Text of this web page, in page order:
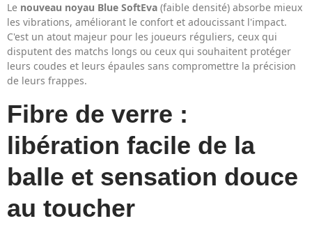
Le nouveau noyau Blue SoftEva (faible densité) absorbe mieux
les vibrations, améliorant le confort et adoucissant l'impact.
C'est un atout majeur pour les joueurs réguliers, ceux qui
disputent des matchs longs ou ceux qui souhaitent protéger
leurs coudes et leurs épaules sans compromettre la précision
de leurs frappes.
Fibre de verre :
libération facile de la
balle et sensation douce
au toucher